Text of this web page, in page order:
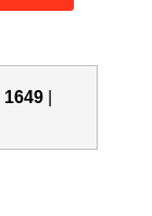
1649